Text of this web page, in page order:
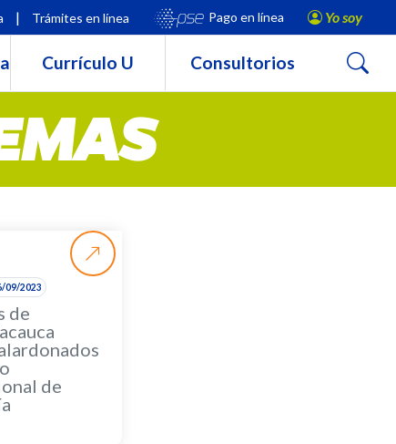
| Trámites en línea Pago en línea Yo soy
Currículo U Consultorios Buscar
09/2023
de
de